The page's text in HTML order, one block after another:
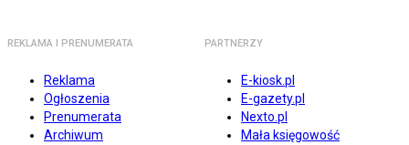
REKLAMA I PRENUMERATA
Reklama
Ogłoszenia
Prenumerata
Archiwum
PARTNERZY
E-kiosk.pl
E-gazety.pl
Nexto.pl
Mała księgowość